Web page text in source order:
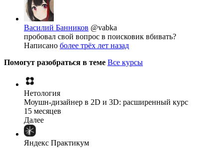
Василий Банников @vabka
пробовал свой вопрос в поисковик вбивать?
Написано более трёх лет назад
Помогут разобраться в теме Все курсы
Нетология
Моушн-дизайнер в 2D и 3D: расширенный курс
15 месяцев
Далее
Яндекс Практикум